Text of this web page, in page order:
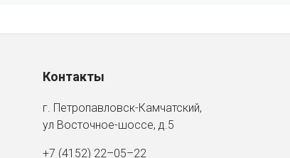
Контакты
г. Петропавловск-Камчатский,
ул Восточное-шоссе, д.5
+7 (4152) 22–05–22